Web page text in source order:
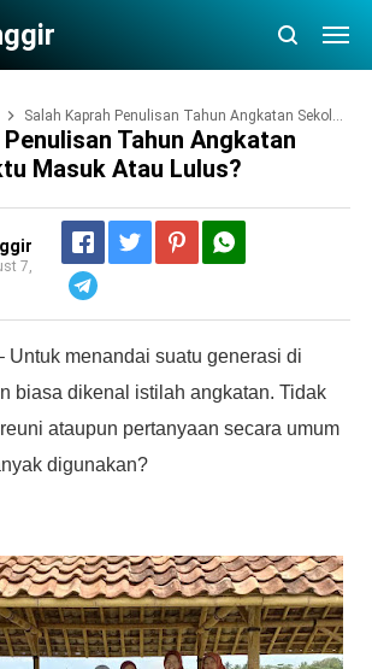
Salah Kaprah Penulisan Tahun Angkatan Sekolah, Waktu Masuk atau Lulus?
Tahun Angkatan
Masuk Atau Lulus?
7,
Untuk menandai suatu generasi di
biasa dikenal istilah angkatan. Tidak
ataupun pertanyaan secara umum
digunakan?